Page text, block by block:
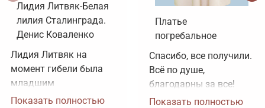
Лидия Литвяк-Белая
лилия Сталинграда.
Денис Коваленко
Лидия Литвяк на
момент гибели была
младшим
лейтенантом.
Показать полностью
Платье
погребальное
Спасибо, все получили.
Всё по душе,
благодарны за все!
Показать полностью